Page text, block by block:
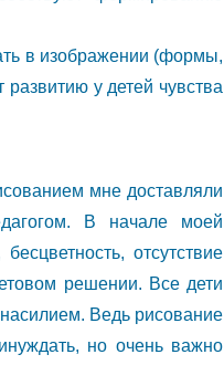
в изображении (формы,
у детей чувства
мне доставляли
В начале моей
отсутствие
решении. Все дети
Ведь рисование
но очень важно